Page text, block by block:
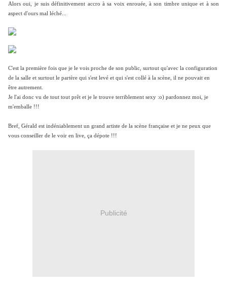
Alors oui, je suis définitivement accro à sa voix enrouée, à son timbre unique et à son
aspect d'ours mal léché...
C'est la première fois que je le vois proche de son public, surtout qu'avec la configuration
de la salle et surtout le partère qui s'est levé et qui s'est collé à la scène, il ne pouvait en
être autrement.
Je l'ai donc vu de tout tout prêt et je le trouve terriblement sexy :o) pardonnez moi, je
m'emballe !!!
Bref, Gérald est indéniablement un grand artiste de la scène française et je ne peux que
vous conseiller de le voir en live, ça dépote !!!
Publicité